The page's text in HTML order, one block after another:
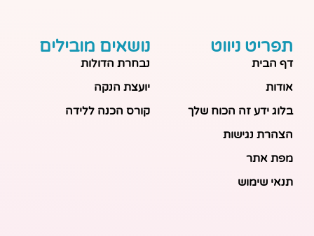
תפריט ניווט
דף הבית
אודות
בלוג ידע זה הכוח שלך
הצהרת נגישות
מפת אתר
תנאי שימוש
נושאים מובילים
נבחרת הדולות
יועצת הנקה
קורס הכנה ללידה